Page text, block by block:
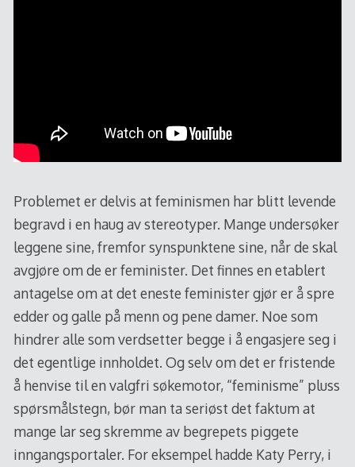
Problemet er delvis at feminismen har blitt levende
begravd i en haug av stereotyper. Mange undersøker
leggene sine, fremfor synspunktene sine, når de skal
avgjøre om de er feminister. Det finnes en etablert
antagelse om at det eneste feminister gjør er å spre
edder og galle på menn og pene damer. Noe som
hindrer alle som verdsetter begge i å engasjere seg i
det egentlige innholdet. Og selv om det er fristende
å henvise til en valgfri søkemotor, “feminisme” pluss
spørsmålstegn, bør man ta seriøst det faktum at
mange lar seg skremme av begrepets piggete
inngangsportaler. For eksempel hadde Katy Perry, i